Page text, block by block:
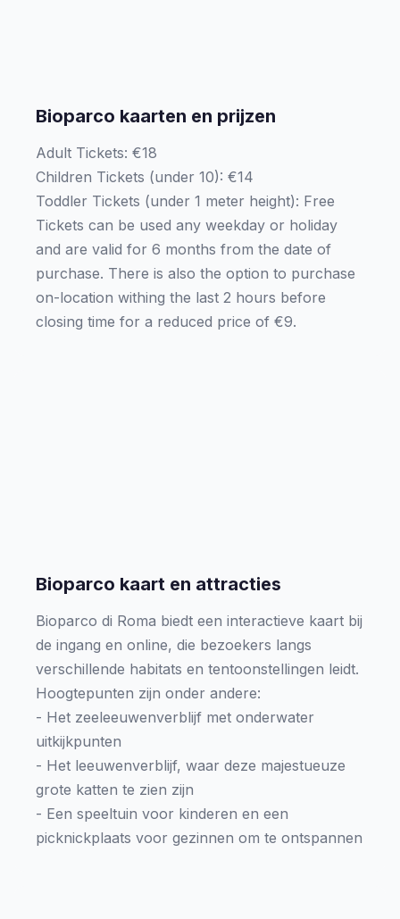
Bioparco kaarten en prijzen
Adult Tickets: €18
Children Tickets (under 10): €14
Toddler Tickets (under 1 meter height): Free
Tickets can be used any weekday or holiday
and are valid for 6 months from the date of
purchase. There is also the option to purchase
on-location withing the last 2 hours before
closing time for a reduced price of €9.
Bioparco kaart en attracties
Bioparco di Roma biedt een interactieve kaart bij
de ingang en online, die bezoekers langs
verschillende habitats en tentoonstellingen leidt.
Hoogtepunten zijn onder andere:
- Het zeeleeuwenverblijf met onderwater
uitkijkpunten
- Het leeuwenverblijf, waar deze majestueuze
grote katten te zien zijn
- Een speeltuin voor kinderen en een
picknickplaats voor gezinnen om te ontspannen